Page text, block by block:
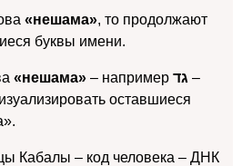
«нешама», то продолжают
буквы имени.
«нешама» – например גד –
оставшиеся
Кабалы – код человека – ДНК